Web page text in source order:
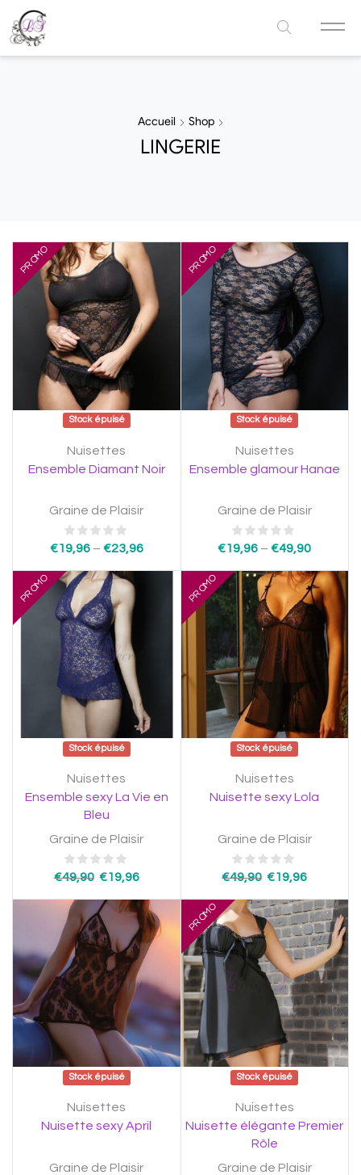
Accueil Shop
LINGERIE
Stock épuisé
PROMO
Nuisettes
Ensemble Diamant Noir
Graine de Plaisir
€19,96– €23,96
Stock épuisé
PROMO
Nuisettes
Ensemble glamour Hanae
Graine de Plaisir
€19,96 –€49,90
Stock épuisé
PROMO
Nuisettes
Ensemble sexy La Vie en
Bleu
Graine de Plaisir
€49,90 €19,96
Stock épuisé
PROMO
Nuisettes
Nuisette sexy Lola
Graine de Plaisir
€49,90 €19,96
Stock épuisé
Nuisettes
Nuisette sexy April
Graine de Plaisir
Stock épuisé
PROMO
Nuisettes
Nuisette élégante Premier
Rôle
Graine de Plaisir